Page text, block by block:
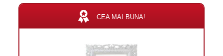
CEA MAI BUNA!